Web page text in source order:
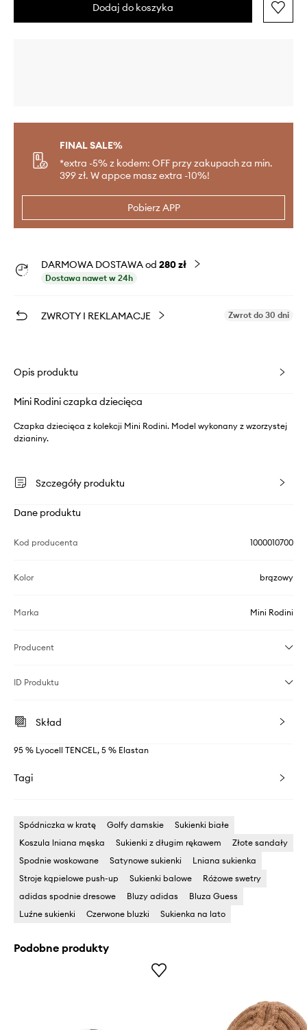
Dodaj do koszyka
FINAL SALE%
*extra -5% z kodem: OFF przy zakupach za min.
399 zł. W appce masz extra -10%!
Pobierz APP
DARMOWA DOSTAWA od 280 zł
Dostawa nawet w 24h
ZWROTY I REKLAMACJE Zwrot do 30 dni
Opis produktu
Mini Rodini czapka dziecięca
Czapka dziecięca z kolekcji Mini Rodini. Model wykonany z wzorzystej
dzianiny.
Szczegóły produktu
Dane produktu
Kod producenta 1000010700
Kolor brązowy
Marka Mini Rodini
Producent
ID Produktu
Skład
95 % Lyocell TENCEL, 5 % Elastan
Tagi
Spódniczka w kratę Golfy damskie
Sukienki białe
Koszula lniana męska
Sukienki z długim rękawem
Złote sandały
Spodnie woskowane
Satynowe sukienki
Lniana sukienka
Stroje kąpielowe push-up
Sukienki balowe
Różowe swetry
adidas spodnie dresowe
Bluzy adidas
Bluza Guess
Luźne sukienki
Czerwone bluzki Sukienka na lato
Podobne produkty